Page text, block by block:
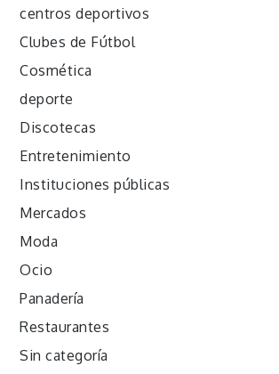
centros deportivos
Clubes de Fútbol
Cosmética
deporte
Discotecas
Entretenimiento
Instituciones públicas
Mercados
Moda
Ocio
Panadería
Restaurantes
Sin categoría